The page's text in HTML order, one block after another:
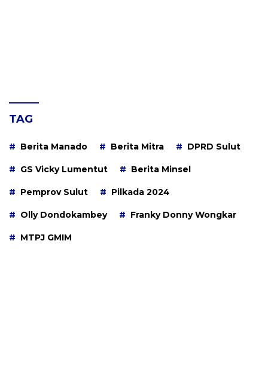
TAG
Berita Manado Berita Mitra DPRD Sulut
GS Vicky Lumentut Berita Minsel
Pemprov Sulut Pilkada 2024
Olly Dondokambey Franky Donny Wongkar
MTPJ GMIM